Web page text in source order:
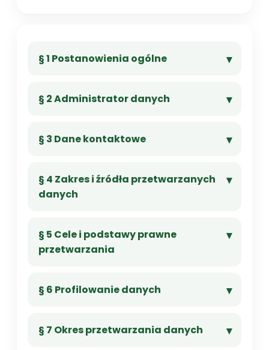
§ 1 Postanowienia ogólne
§ 2 Administrator danych
§ 3 Dane kontaktowe
§ 4 Zakres i źródła przetwarzanych
danych
§ 5 Cele i podstawy prawne
przetwarzania
§ 6 Profilowanie danych
§ 7 Okres przetwarzania danych